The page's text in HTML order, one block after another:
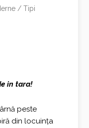
/ Tipi
in tara!
peste
din locuința